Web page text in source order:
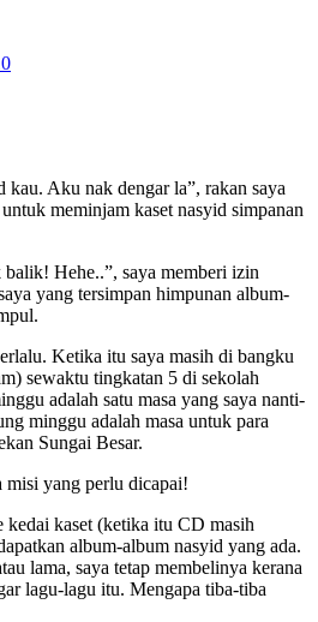
kau. Aku nak dengar la”, rakan saya
meminjam kaset nasyid simpanan
Hehe..”, saya memberi izin
yang tersimpan himpunan album-
Ketika itu saya masih di bangku
sewaktu tingkatan 5 di sekolah
adalah satu masa yang saya nanti-
minggu adalah masa untuk para
Sungai Besar.
misi yang perlu dicapai!
kedai kaset (ketika itu CD masih
album-album nasyid yang ada.
lama, saya tetap membelinya kerana
lagu-lagu itu. Mengapa tiba-tiba